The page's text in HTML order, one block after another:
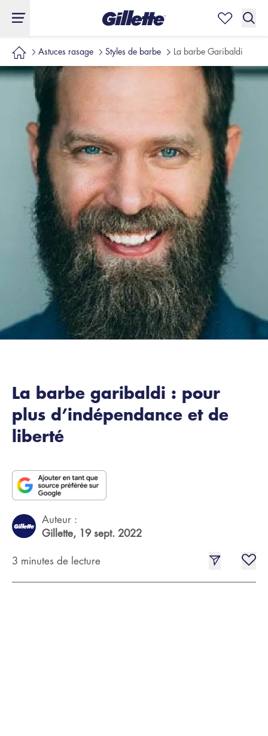
Astuces rasage Styles de barbe La barbe Garibaldi
La barbe garibaldi : pour
plus d’indépendance et de
liberté
Auteur :
Gillette, 19 sept. 2022
3 minutes de lecture